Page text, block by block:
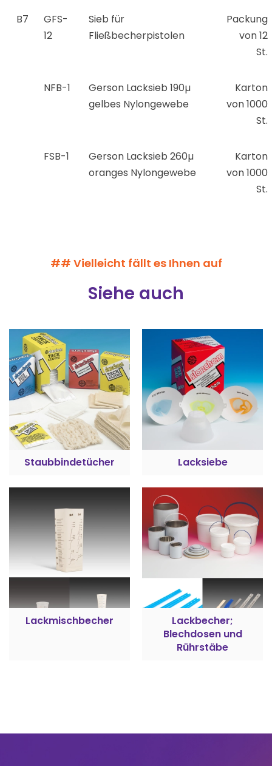
B7
GFS-
12
Sieb für
Fließbecherpistolen
Packung
von 12
St.
NFB-1
Gerson Lacksieb 190µ
gelbes Nylongewebe
Karton
von 1000
St.
FSB-1
Gerson Lacksieb 260µ
oranges Nylongewebe
Karton
von 1000
St.
## Vielleicht fällt es Ihnen auf
Siehe auch
Staubbindetücher Lacksiebe
Lackmischbecher
Lackbecher;
Blechdosen und
Rührstäbe